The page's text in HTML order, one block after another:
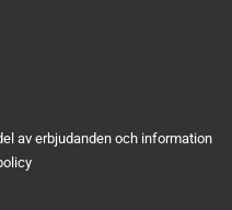
av erbjudanden och information